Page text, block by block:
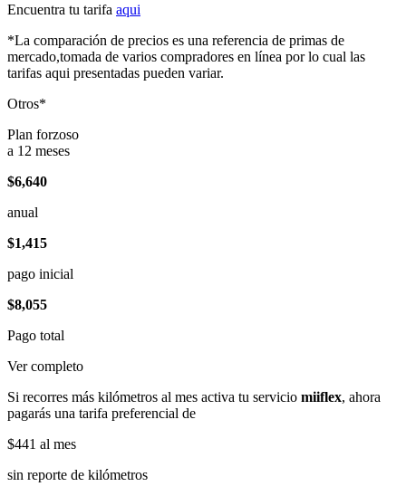
Encuentra tu tarifa aqui
*La comparación de precios es una referencia de primas de
mercado,tomada de varios compradores en línea por lo cual las
tarifas aqui presentadas pueden variar.
Otros*
Plan forzoso
a 12 meses
$6,640
anual
$1,415
pago inicial
$8,055
Pago total
Ver completo
Si recorres más kilómetros al mes activa tu servicio miiflex, ahora
pagarás una tarifa preferencial de
$441 al mes
sin reporte de kilómetros